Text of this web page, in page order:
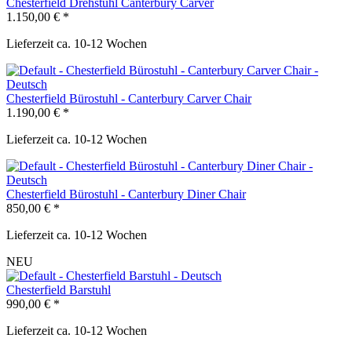
1.150,00 € *
Lieferzeit ca. 10-12 Wochen
Chesterfield Bürostuhl - Canterbury Carver Chair
1.190,00 € *
Lieferzeit ca. 10-12 Wochen
Chesterfield Bürostuhl - Canterbury Diner Chair
850,00 € *
Lieferzeit ca. 10-12 Wochen
NEU
Chesterfield Barstuhl
990,00 € *
Lieferzeit ca. 10-12 Wochen